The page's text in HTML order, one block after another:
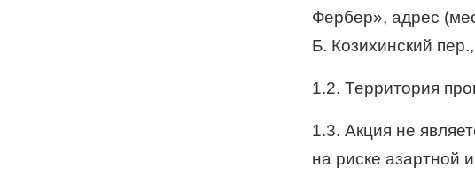
Фербер», адрес
Б. Козихинский
1.2. Территория
1.3. Акция не
на риске азартной